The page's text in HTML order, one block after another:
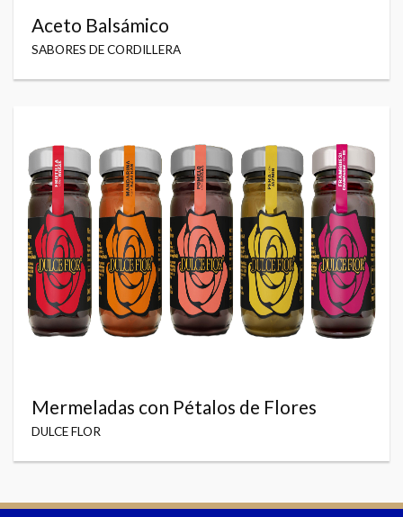
Aceto Balsámico
SABORES DE CORDILLERA
Mermeladas con Pétalos de Flores
DULCE FLOR